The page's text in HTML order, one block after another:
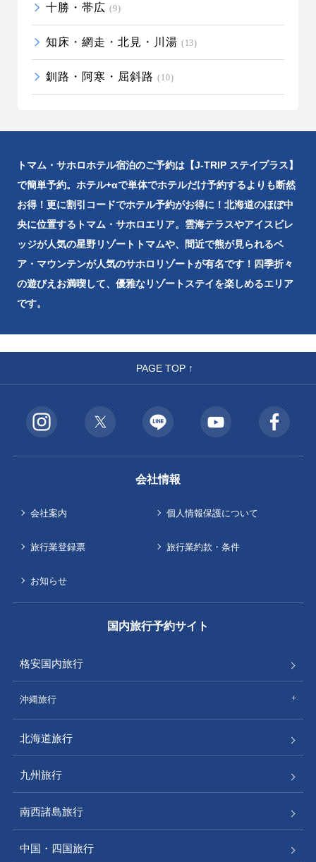
十勝・帯広 (9)
知床・網走・北見・川湯 (13)
釧路・阿寒・屈斜路 (10)
トマム・サホロホテル宿泊のご予約は【J-TRIP ステイプラス】
で簡単予約。ホテル+αで単体でホテルだけ予約するよりも断然
お得！更に割引コードでホテル予約がお得に！北海道のほぼ中
央に位置するトマム・サホロエリア。雲海テラスやアイスビレ
ッジが人気の星野リゾートトマムや、間近で熊が見られるベ
ア・マウンテンが人気のサホロリゾートが有名です！四季折々
の遊びえお満喫して、優雅なリゾートステイを楽しめるエリア
です。
PAGE TOP ↑
会社情報
会社案内 個人情報保護について
旅行業登録票 旅行業約款・条件
お知らせ
国内旅行予約サイト
格安国内旅行
沖縄旅行
北海道旅行
九州旅行
南西諸島旅行
中国・四国旅行